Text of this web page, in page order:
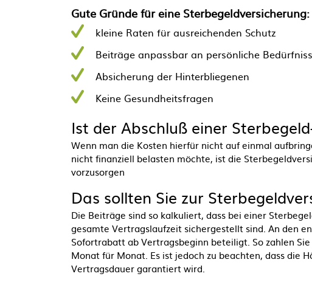
Gute Gründe für eine Sterbegeldversicherung:
kleine Raten für ausreichenden Schutz
Beiträge anpassbar an persönliche
Absicherung der Hinterbliegenen
Keine Gesundheitsfragen
Ist der Abschluß einer
Wenn man die Kosten hierfür nicht auf einmal
nicht finanziell belasten möchte, ist die
vorzusorgen
Das sollten Sie zur
Die Beiträge sind so kalkuliert, dass bei einer
gesamte Vertragslaufzeit sichergestellt sind. An den
Sofortrabatt ab Vertragsbeginn beteiligt. So zahlen
Monat für Monat. Es ist jedoch zu beachten, dass die
Vertragsdauer garantiert wird.